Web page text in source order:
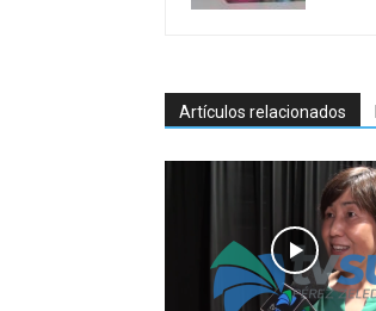
Artículos relacionados